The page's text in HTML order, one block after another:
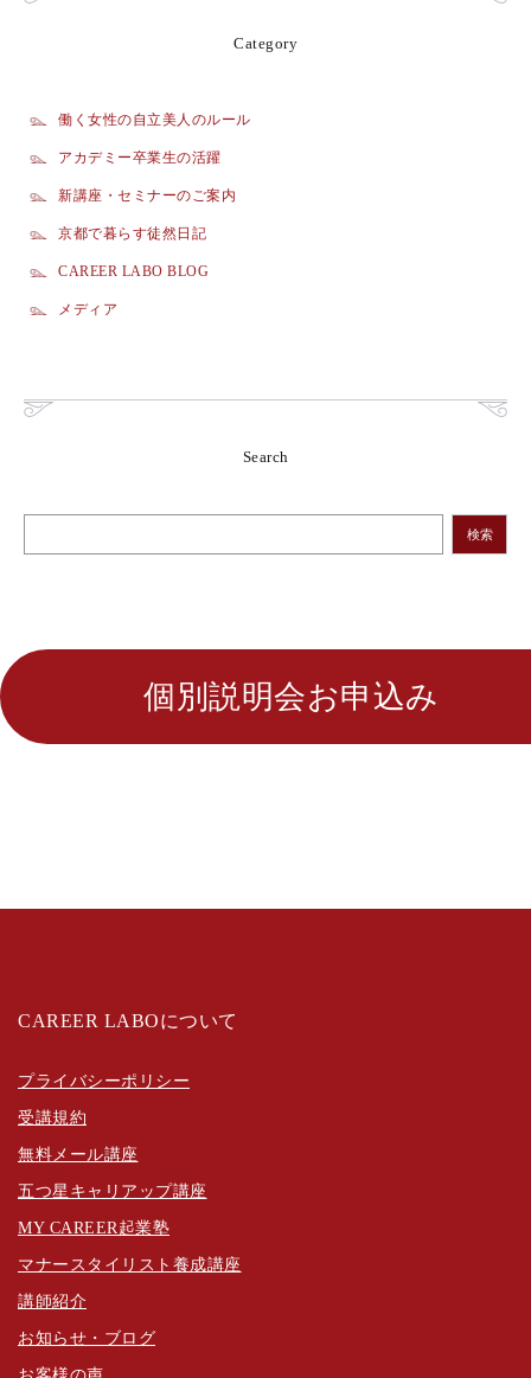
Category
働く女性の自立美人のルール
アカデミー卒業生の活躍
新講座・セミナーのご案内
京都で暮らす徒然日記
CAREER LABO BLOG
メディア
Search
検索
個別説明会お申込み
CAREER LABOについて
プライバシーポリシー
受講規約
無料メール講座
五つ星キャリアップ講座
MY CAREER起業塾
マナースタイリスト養成講座
講師紹介
お知らせ・ブログ